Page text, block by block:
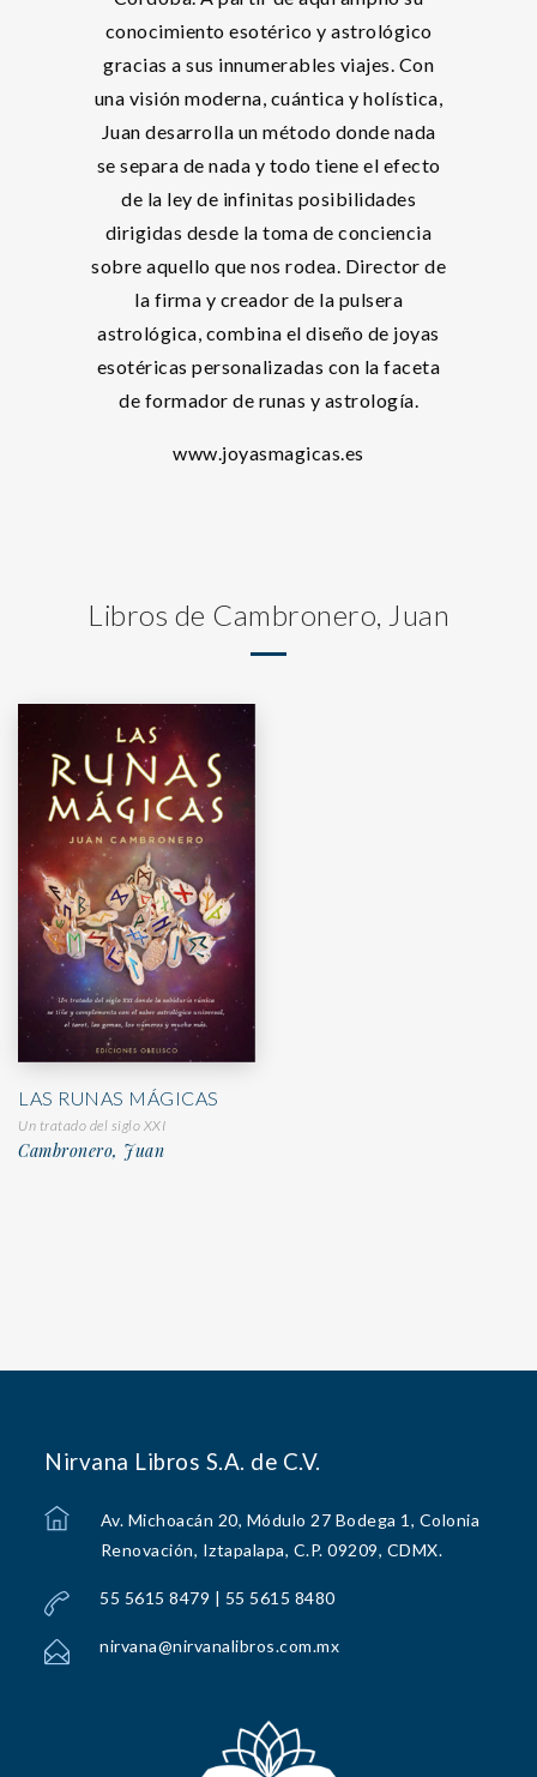
conocimiento esotérico y astrológico
gracias a sus innumerables viajes. Con
una visión moderna, cuántica y holística,
Juan desarrolla un método donde nada
se separa de nada y todo tiene el efecto
de la ley de infinitas posibilidades
dirigidas desde la toma de conciencia
sobre aquello que nos rodea. Director de
la firma y creador de la pulsera
astrológica, combina el diseño de joyas
esotéricas personalizadas con la faceta
de formador de runas y astrología.
www.joyasmagicas.es
Libros de Cambronero, Juan
LAS RUNAS MÁGICAS
Un tratado del siglo XXI
Cambronero, Juan
Nirvana Libros S.A. de C.V.
Av. Michoacán 20, Módulo 27 Bodega 1, Colonia
Renovación, Iztapalapa, C.P. 09209, CDMX.
55 5615 8479 | 55 5615 8480
nirvana@nirvanalibros.com.mx